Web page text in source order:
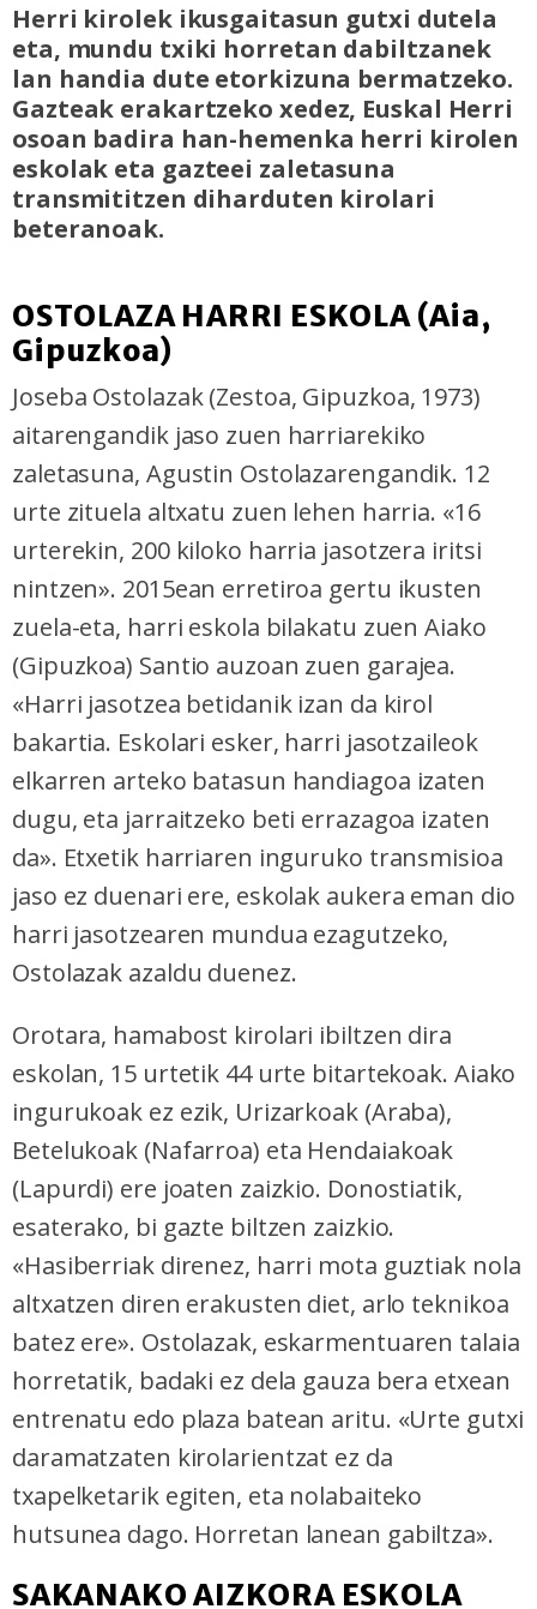
Herri kirolek ikusgaitasun gutxi dutela
eta, mundu txiki horretan dabiltzanek
lan handia dute etorkizuna bermatzeko.
Gazteak erakartzeko xedez, Euskal Herri
osoan badira han-hemenka herri kirolen
eskolak eta gazteei zaletasuna
transmititzen diharduten kirolari
beteranoak.
OSTOLAZA HARRI ESKOLA (Aia,
Gipuzkoa)
Joseba Ostolazak (Zestoa, Gipuzkoa, 1973)
aitarengandik jaso zuen harriarekiko
zaletasuna, Agustin Ostolazarengandik. 12
urte zituela altxatu zuen lehen harria. «16
urterekin, 200 kiloko harria jasotzera iritsi
nintzen». 2015ean erretiroa gertu ikusten
zuela-eta, harri eskola bilakatu zuen Aiako
(Gipuzkoa) Santio auzoan zuen garajea.
«Harri jasotzea betidanik izan da kirol
bakartia. Eskolari esker, harri jasotzaileok
elkarren arteko batasun handiagoa izaten
dugu, eta jarraitzeko beti errazagoa izaten
da». Etxetik harriaren inguruko transmisioa
jaso ez duenari ere, eskolak aukera eman dio
harri jasotzearen mundua ezagutzeko,
Ostolazak azaldu duenez.
Orotara, hamabost kirolari ibiltzen dira
eskolan, 15 urtetik 44 urte bitartekoak. Aiako
ingurukoak ez ezik, Urizarkoak (Araba),
Betelukoak (Nafarroa) eta Hendaiakoak
(Lapurdi) ere joaten zaizkio. Donostiatik,
esaterako, bi gazte biltzen zaizkio.
«Hasiberriak direnez, harri mota guztiak nola
altxatzen diren erakusten diet, arlo teknikoa
batez ere». Ostolazak, eskarmentuaren talaia
horretatik, badaki ez dela gauza bera etxean
entrenatu edo plaza batean aritu. «Urte gutxi
daramatzaten kirolarientzat ez da
txapelketarik egiten, eta nolabaiteko
hutsunea dago. Horretan lanean gabiltza».
SAKANAKO AIZKORA ESKOLA